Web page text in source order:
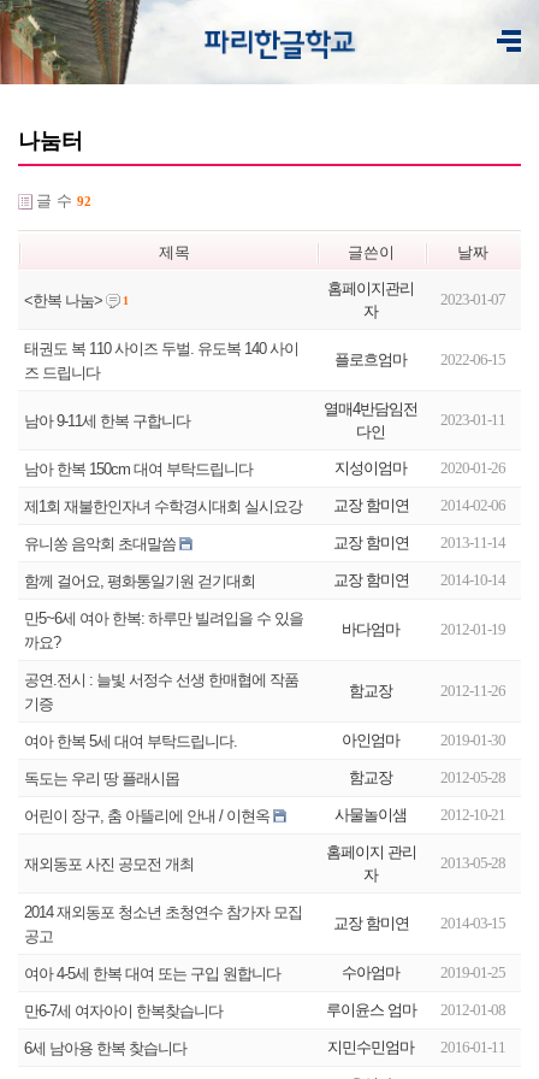
나눔터
글 수 92
제목 글쓴이 날짜
<한복 나눔> 1
홈페이지관리
자
2023-01-07
태권도 복 110 사이즈 두벌. 유도복 140 사이
즈 드립니다
플로흐엄마 2022-06-15
남아 9-11세 한복 구합니다
열매4반담임전
다인
2023-01-11
남아 한복 150cm 대여 부탁드립니다 지성이엄마 2020-01-26
제1회 재불한인자녀 수학경시대회 실시요강 교장 함미연 2014-02-06
유니쏭 음악회 초대말씀 교장 함미연 2013-11-14
함께 걸어요, 평화통일기원 걷기대회 교장 함미연 2014-10-14
만5~6세 여아 한복: 하루만 빌려입을 수 있을
까요?
바다엄마 2012-01-19
공연.전시 : 늘빛 서정수 선생 한매협에 작품
기증
함교장 2012-11-26
여아 한복 5세 대여 부탁드립니다. 아인엄마 2019-01-30
독도는 우리 땅 플래시몹 함교장 2012-05-28
어린이 장구, 춤 아뜰리에 안내 / 이현옥 사물놀이샘 2012-10-21
재외동포 사진 공모전 개최
홈페이지 관리
자
2013-05-28
2014 재외동포 청소년 초청연수 참가자 모집
공고
교장 함미연 2014-03-15
여아 4-5세 한복 대여 또는 구입 원합니다 수아엄마 2019-01-25
만6-7세 여자아이 한복찾습니다 루이윤스 엄마 2012-01-08
6세 남아용 한복 찾습니다 지민수민엄마 2016-01-11